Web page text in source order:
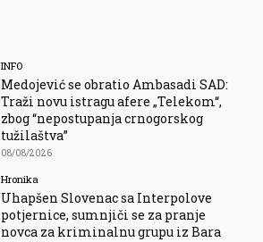
INFO
Medojević se obratio Ambasadi SAD:
Traži novu istragu afere „Telekom“,
zbog “nepostupanja crnogorskog
tužilaštva”
08/08/2026
Hronika
Uhapšen Slovenac sa Interpolove
potjernice, sumnjiči se za pranje
novca za kriminalnu grupu iz Bara